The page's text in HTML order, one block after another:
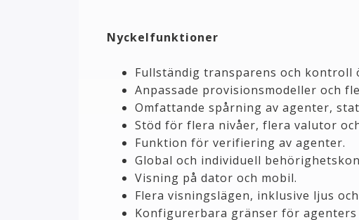
Nyckelfunktioner
Fullständig transparens och kontroll
Anpassade provisionsmodeller och
Omfattande spårning av agenter,
Stöd för flera nivåer, flera valutor
Funktion för verifiering av agenter.
Global och individuell
Visning på dator och mobil.
Flera visningslägen, inklusive ljus
Konfigurerbara gränser för